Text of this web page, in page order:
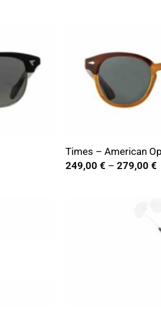
Times – American
249,00 € – 279,00 €